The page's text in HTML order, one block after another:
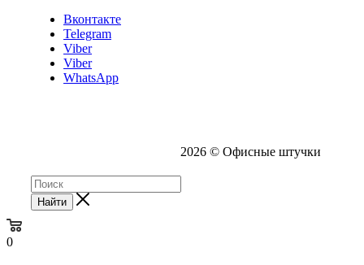
Вконтакте
Telegram
Viber
Viber
WhatsApp
2026 © Офисные штучки
Найти
0